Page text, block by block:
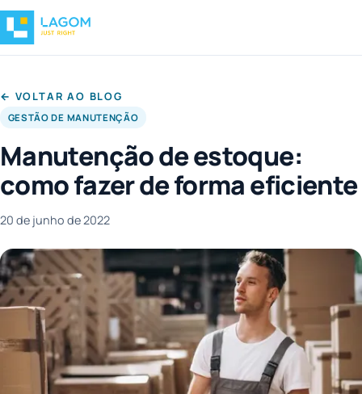
← VOLTAR AO BLOG
GESTÃO DE MANUTENÇÃO
Manutenção de estoque:
como fazer de forma eficiente
20 de junho de 2022